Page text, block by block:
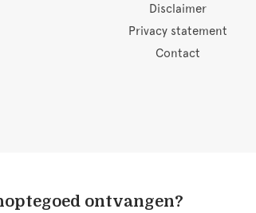
Disclaimer
Privacy statement
Contact
ontvangen?